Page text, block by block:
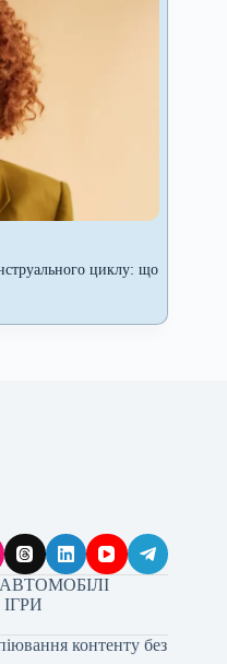
циклу: що
АВТОМОБІЛІ
ІГРИ
контенту без